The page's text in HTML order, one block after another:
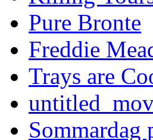
Pure Bronte
Freddie
Trays are
Sommardag